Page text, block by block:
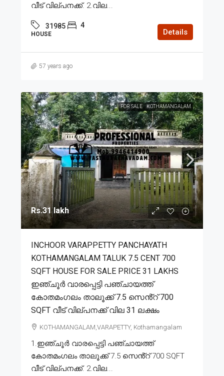
വീട് വില്പനക്ക്. 2.വില...
31985 4
HOUSE Details
57 years ago
FOR SALE KOTHAMANGALAM
Rs.31 lakh
INCHOOR VARAPPETTY PANCHAYATH
KOTHAMANGALAM TALUK 7.5 CENT 700
SQFT HOUSE FOR SALE PRICE 31 LAKHS
ഇഞ്ചൂർ വാരപ്പെട്ടി പഞ്ചായത്ത്
കോതമംഗലം താലൂക്ക് 7.5 സെൻ്റ് 700
SQFT വീട് വില്പനക്ക് വില 31 ലക്ഷം
KOTHAMANGALAM,VARAPETTY, Kothamangalam
1.ഇഞ്ചൂർ വാരപ്പെട്ടി പഞ്ചായത്ത്
കോതമംഗലം താലൂക്ക് 7.5 സെൻ്റ് 700 SQFT
വീട് വില്പനക്ക്. 2.വില...